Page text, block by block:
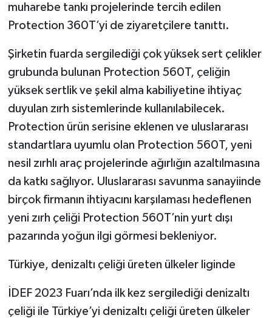
muharebe tankı projelerinde tercih edilen
Protection 360T’yi de ziyaretçilere tanıttı.
Şirketin fuarda sergilediği çok yüksek sert çelikler
grubunda bulunan Protection 560T, çeliğin
yüksek sertlik ve şekil alma kabiliyetine ihtiyaç
duyulan zırh sistemlerinde kullanılabilecek.
Protection ürün serisine eklenen ve uluslararası
standartlara uyumlu olan Protection 560T, yeni
nesil zırhlı araç projelerinde ağırlığın azaltılmasına
da katkı sağlıyor. Uluslararası savunma sanayiinde
birçok firmanın ihtiyacını karşılaması hedeflenen
yeni zırh çeliği Protection 560T’nin yurt dışı
pazarında yoğun ilgi görmesi bekleniyor.
Türkiye, denizaltı çeliği üreten ülkeler liginde
İDEF 2023 Fuarı’nda ilk kez sergilediği denizaltı
çeliği ile Türkiye’yi denizaltı çeliği üreten ülkeler